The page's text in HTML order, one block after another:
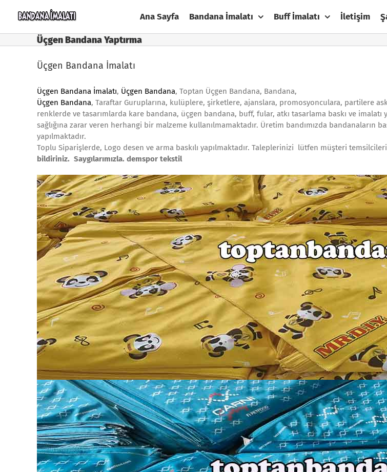
Ana Sayfa Bandana İmalatı Buff İmalatı İletişim
Üçgen Bandana Yaptırma
Üçgen Bandana İmalatı
Üçgen Bandana İmalatı, Üçgen Bandana, Toptan Üçgen Bandana, Bandana,
Üçgen Bandana, Taraftar Guruplarına, kulüplere, şirketlere, ajanslara, promosyonculara, partilere
renklerde ve tasarımlarda kare bandana, üçgen bandana, buff, fular, atkı tasarlama baskı ve imalatı
sağlığına zarar veren herhangi bir malzeme kullanılmamaktadır. Üretim bandımızda bandanaların
yapılmaktadır.
Toplu Siparişlerde, Logo desen ve arma baskılı yapılmaktadır. Taleplerinizi lütfen müşteri
bildiriniz. Saygılarımızla. demspor tekstil